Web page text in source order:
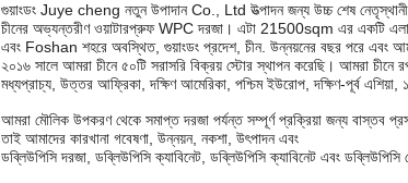
গুয়াংডং Juye cheng নতুন উপাদান Co., Ltd উত্পাদন জন্য উচ্চ শেষ
চীনের অভ্যন্তরীণ ওয়াটারপ্রুফ WPC দরজা। এটা 21500sqm এর একটি
এবং Foshan শহরে অবস্থিত, গুয়াংডং প্রদেশ, চীন. উন্নয়নের বছর পরে এবং
২০১৬ সালে আমরা চীনে ৫০টি সরাসরি বিক্রয় স্টোর স্থাপন করেছি। আমরা চীনে
মধ্যপ্রাচ্য, উত্তর আফ্রিকা, দক্ষিণ আমেরিকা, পশ্চিম ইউরোপ, দক্ষিণ-পূর্ব এশিয়া,
আমরা মৌলিক উপকরণ থেকে সমাপ্ত দরজা পর্যন্ত সম্পূর্ণ প্রক্রিয়া জন্য বাস্তব
তাই আমাদের কারখানা গবেষণা, উন্নয়ন, নকশা, উৎপাদন এবং
ডব্লিউপিসি দরজা, ডব্লিউপিসি ক্যাবিনেট, ডব্লিউপিসি ক্যাবিনেট এবং ডব্লিউপিসি